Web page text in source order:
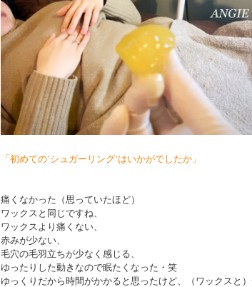
「初めての’シュガーリング’はいかがでしたか」
痛くなかった（思っていたほど）
ワックスと同じですね、
ワックスより痛くない、
赤みが少ない、
毛穴の毛羽立ちが少なく感じる、
ゆったりした動きなので眠たくなった・笑
ゆっくりだから時間がかかると思ったけど、（ワックスと